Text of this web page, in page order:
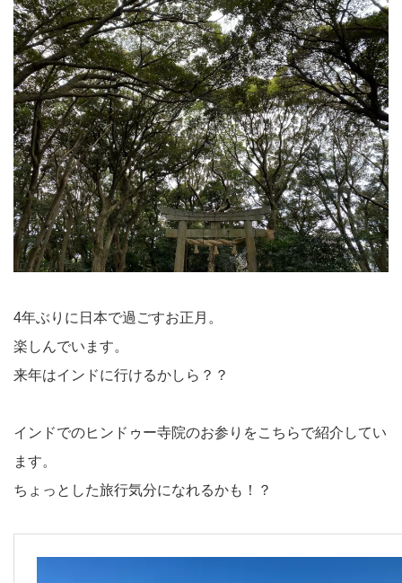
4年ぶりに日本で過ごすお正月。
楽しんでいます。
来年はインドに行けるかしら？？
インドでのヒンドゥー寺院のお参りをこちらで紹介してい
ます。
ちょっとした旅行気分になれるかも！？